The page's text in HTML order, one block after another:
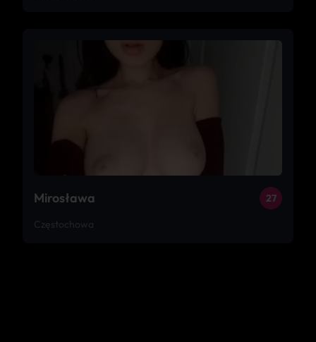
Mirosława 27
Częstochowa